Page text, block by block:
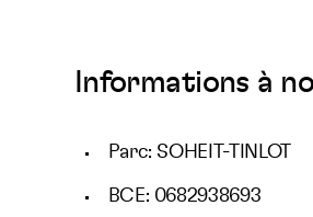
Informations à
Parc: SOHEIT-TINLOT
BCE: 0682938693